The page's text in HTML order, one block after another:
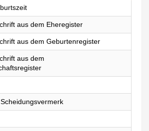
aus dem Eheregister
aus dem Geburtenregister
aus dem